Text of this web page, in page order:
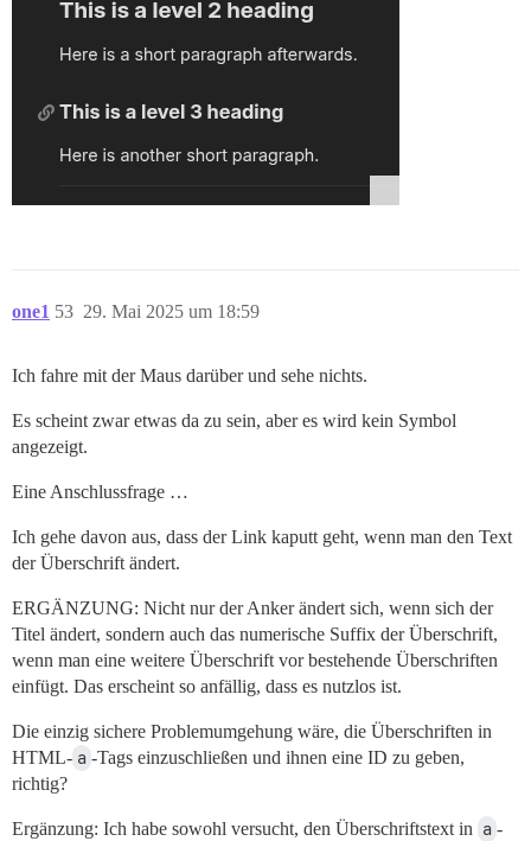
one1 29. Mai 2025 um 18:59
53
Ich fahre mit der Maus darüber und sehe nichts.
Es scheint zwar etwas da zu sein, aber es wird kein Symbol
angezeigt.
Eine Anschlussfrage …
Ich gehe davon aus, dass der Link kaputt geht, wenn man den Text
der Überschrift ändert.
ERGÄNZUNG: Nicht nur der Anker ändert sich, wenn sich der
Titel ändert, sondern auch das numerische Suffix der Überschrift,
wenn man eine weitere Überschrift vor bestehende Überschriften
einfügt. Das erscheint so anfällig, dass es nutzlos ist.
Die einzig sichere Problemumgehung wäre, die Überschriften in
HTML- a -Tags einzuschließen und ihnen eine ID zu geben,
richtig?
Ergänzung: Ich habe sowohl versucht, den Überschriftstext in a -